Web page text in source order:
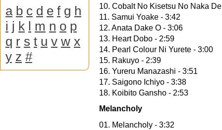
10. Cobalt No Kisetsu No Naka
11. Samui Yoake - 3:42
12. Anata Dake O - 3:06
13. Heart Dobo - 2:59
14. Pearl Colour Ni Yurete - 3:00
15. Rakuyo - 2:39
16. Yureru Manazashi - 3:51
17. Saigono Ichiyo - 3:38
18. Koibito Gansho - 2:53
Melancholy
01. Melancholy - 3:32
a b c d e f g h
i j k l m n o p
q r s t u v w x
y z #